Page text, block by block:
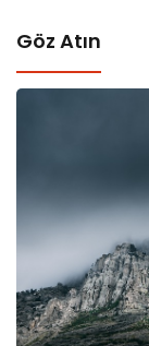
Göz Atın